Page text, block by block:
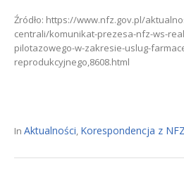
Źródło: https://www.nfz.gov.pl/
centrali/komunikat-prezesa-nfz-ws-
pilotazowego-w-zakresie-uslug-
reprodukcyjnego,8608.html
In Aktualności, Korespondencja z NFZ